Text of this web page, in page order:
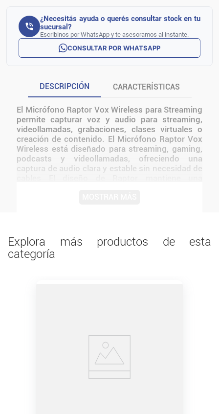
¿Necesitás ayuda o querés consultar stock en tu
sucursal?
Escribinos por WhatsApp y te asesoramos al instante.
CONSULTAR POR WHATSAPP
DESCRIPCIÓN CARACTERÍSTICAS
El Micrófono Raptor Vox Wireless para Streaming
permite capturar voz y audio para streaming,
videollamadas, grabaciones, clases virtuales o
creación de contenido. El Micrófono Raptor Vox
Wireless está diseñado para streaming, gaming,
podcasts y videollamadas, ofreciendo una
captura de audio clara y estable sin necesidad de
Explora más productos de esta
categoría